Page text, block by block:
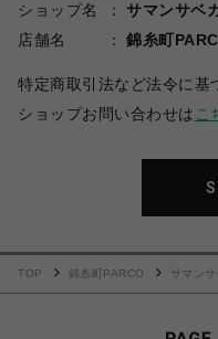
ショップ名
サマンサベ
店舗名
錦糸町
特定商取引法など法令に基
ショップお問い合わせは こ
TOP 錦糸町PARCO サマン